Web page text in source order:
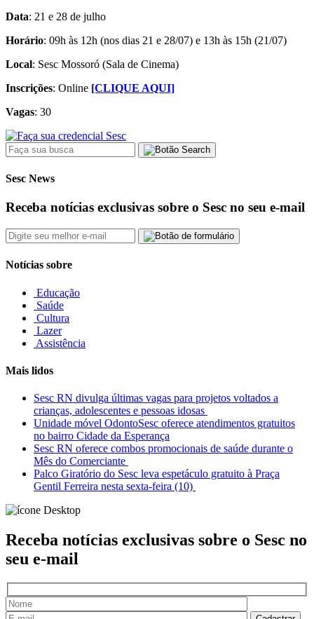
Data: 21 e 28 de julho
Horário: 09h às 12h (nos dias 21 e 28/07) e 13h às 15h (21/07)
Local: Sesc Mossoró (Sala de Cinema)
Inscrições: Online [CLIQUE AQUI]
Vagas: 30
Sesc News
Receba notícias exclusivas sobre o Sesc no seu e-mail
Notícias sobre
Educação
Saúde
Cultura
Lazer
Assistência
Mais lidos
Sesc RN divulga últimas vagas para projetos voltados a
crianças, adolescentes e pessoas idosas
Unidade móvel OdontoSesc oferece atendimentos gratuitos
no bairro Cidade da Esperança
Sesc RN oferece combos promocionais de saúde durante o
Mês do Comerciante
Palco Giratório do Sesc leva espetáculo gratuito à Praça
Gentil Ferreira nesta sexta-feira (10)
Receba notícias exclusivas sobre o Sesc no
seu e-mail